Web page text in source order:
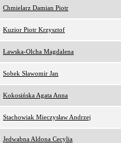
Chmielarz Damian Piotr
Kuzior Piotr Krzysztof
Ławska-Olcha Magdalena
Sobek Sławomir Jan
Kokosińska Agata Anna
Stachowiak Mieczysław Andrzej
Jedwabna Aldona Cecylia